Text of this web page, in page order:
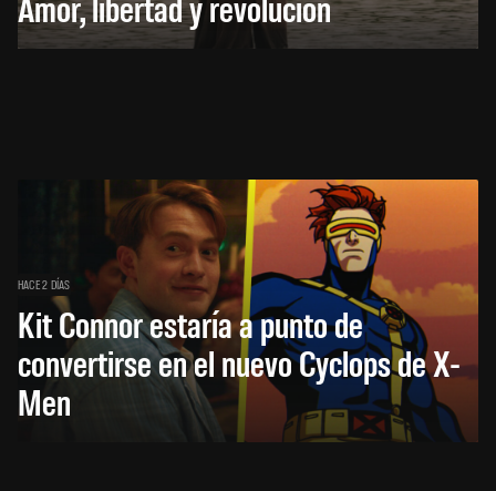
HACE 2 DÍAS
Kit Connor estaría a punto de
convertirse en el nuevo Cyclops de X-
Men